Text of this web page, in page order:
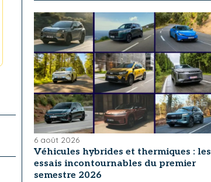
6 août 2026
Véhicules hybrides et thermiques : les
essais incontournables du premier
semestre 2026